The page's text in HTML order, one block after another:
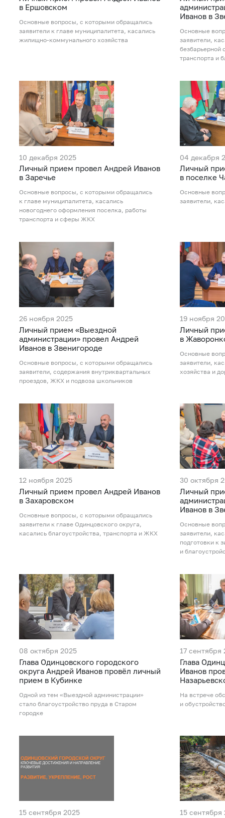
в Ершовском
Основные вопросы, с которыми обращались
заявители к главе муниципалитета, касались
жилищно-коммунального хозяйства
Иванов в
Основные
заявители,
безбарьерной
транспорта и
10 декабря 2025
Личный прием провел Андрей Иванов
в Заречье
Основные вопросы, с которыми обращались
к главе муниципалитета, касались
новогоднего оформления поселка, работы
транспорта и сферы ЖКХ
04 декабря
Личный
в поселке
Основные
заявители,
26 ноября 2025
Личный прием «Выездной
администрации» провел Андрей
Иванов в Звенигороде
Основные вопросы, с которыми обращались
заявители, содержания внутриквартальных
проездов, ЖКХ и подвоза школьников
19 ноября
Личный
в
Основные
заявители,
хозяйства и
12 ноября 2025
Личный прием провел Андрей Иванов
в Захаровском
Основные вопросы, с которыми обращались
заявители к главе Одинцовского округа,
касались благоустройства, транспорта и ЖКХ
30 октября
Личный
Иванов в
Основные
заявители,
подготовки к
и
08 октября 2025
Глава Одинцовского городского
округа Андрей Иванов провёл личный
прием в Кубинке
Одной из тем «Выездной администрации»
стало благоустройство пруда в Старом
городке
17 сентября
Глава
Иванов
На встрече
и
15 сентября 2025 15 сентября